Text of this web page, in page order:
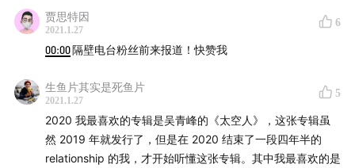
贾思特因
2021.1.27
6
00:00隔壁电台粉丝前来报道！快赞我
生鱼片其实是死鱼片
2021.1.27
5
2020 我最喜欢的专辑是吴青峰的《太空人》，这张专辑虽
然 2019 年就发行了，但是在 2020 结束了一段四年半的
relationship 的我，才开始听懂这张专辑。其中我最喜欢的是